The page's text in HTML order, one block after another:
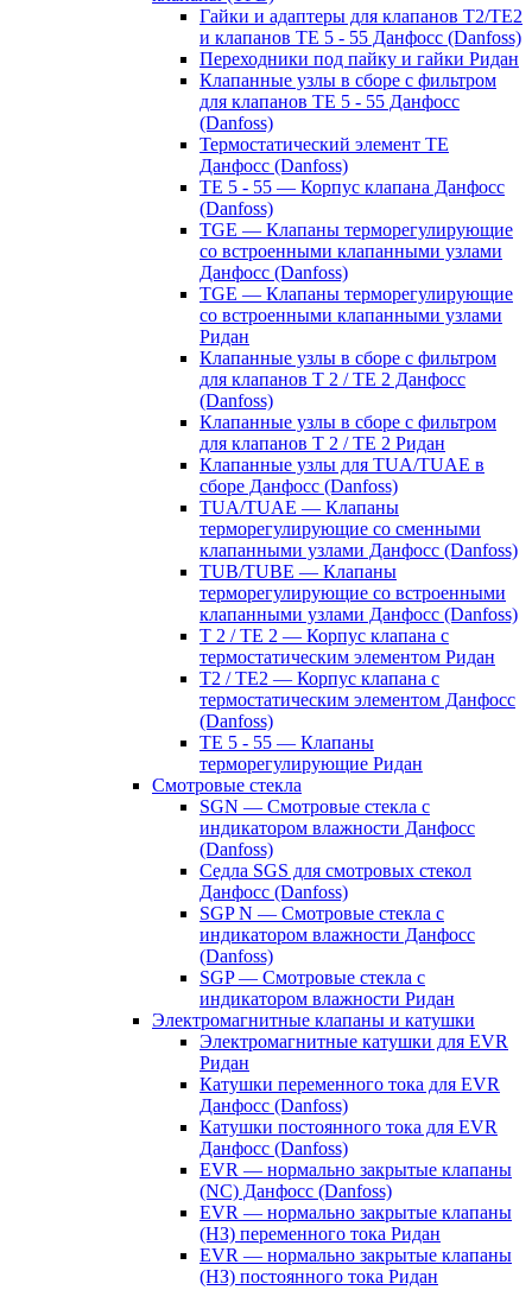
Гайки и адаптеры для клапанов T2/TE2
и клапанов TE 5 - 55 Данфосс (Danfoss)
Переходники под пайку и гайки Ридан
Клапанные узлы в сборе с фильтром
для клапанов TE 5 - 55 Данфосс
(Danfoss)
Термостатический элемент TE
Данфосс (Danfoss)
TE 5 - 55 — Корпус клапана Данфосс
(Danfoss)
TGE — Клапаны терморегулирующие
со встроенными клапанными узлами
Данфосс (Danfoss)
TGE — Клапаны терморегулирующие
со встроенными клапанными узлами
Ридан
Клапанные узлы в сборе с фильтром
для клапанов T 2 / TE 2 Данфосс
(Danfoss)
Клапанные узлы в сборе с фильтром
для клапанов T 2 / TE 2 Ридан
Клапанные узлы для TUA/TUAE в
сборе Данфосс (Danfoss)
TUA/TUAE — Клапаны
терморегулирующие со сменными
клапанными узлами Данфосс (Danfoss)
TUB/TUBE — Клапаны
терморегулирующие со встроенными
клапанными узлами Данфосс (Danfoss)
T 2 / TE 2 — Корпус клапана с
термостатическим элементом Ридан
T2 / TE2 — Корпус клапана с
термостатическим элементом Данфосс
(Danfoss)
TE 5 - 55 — Клапаны
терморегулирующие Ридан
Смотровые стекла
SGN — Смотровые стекла с
индикатором влажности Данфосс
(Danfoss)
Седла SGS для смотровых стекол
Данфосс (Danfoss)
SGP N — Смотровые стекла с
индикатором влажности Данфосс
(Danfoss)
SGP — Смотровые стекла с
индикатором влажности Ридан
Электромагнитные клапаны и катушки
Электромагнитные катушки для EVR
Ридан
Катушки переменного тока для EVR
Данфосс (Danfoss)
Катушки постоянного тока для EVR
Данфосс (Danfoss)
EVR — нормально закрытые клапаны
(NC) Данфосс (Danfoss)
EVR — нормально закрытые клапаны
(НЗ) переменного тока Ридан
EVR — нормально закрытые клапаны
(НЗ) постоянного тока Ридан